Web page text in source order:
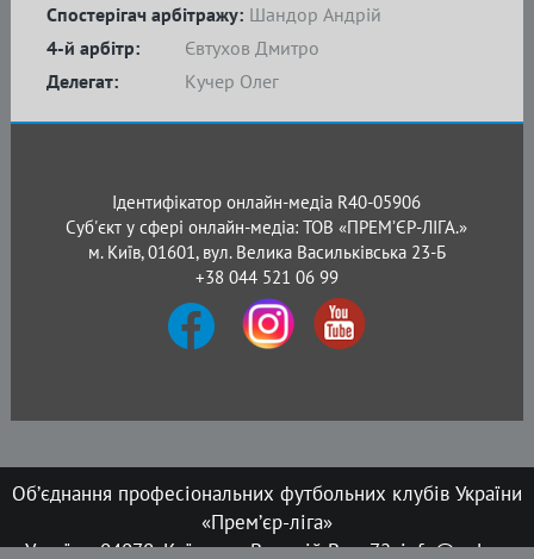
4-й арбітр:
Євтухов Дмитро
Делегат:
Кучер Олег
Спостерігач арбітражу: Шандор Андрій
Ідентифікатор онлайн-медіа R40-05906
Суб'єкт у сфері онлайн-медіа: ТОВ «ПРЕМ’ЄР-ЛІГА.»
м. Київ, 01601, вул. Велика Васильківська 23-Б
+38 044 521 06 99
Об’єднання професіональних футбольних клубів України
«Прем’єр-ліга»
Україна, 04070, Київ, вул. Верхній Вал, 72, info@upl.ua